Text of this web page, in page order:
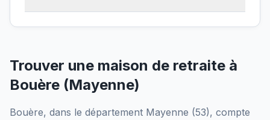
Trouver une maison de retraite à
Bouère (Mayenne)
Bouère, dans le département Mayenne (53), compte